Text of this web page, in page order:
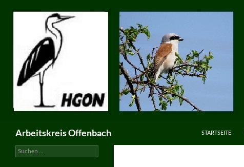
Arbeitskreis Offenbach
STARTSEITE
Suchen
nach: